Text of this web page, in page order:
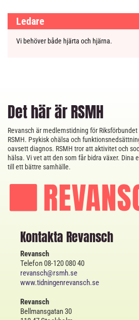
Ledare
Vi behöver både hjärta och hjärna.
Det här är RSMH
Revansch är medlemstidning för
RSMH. Psykisk ohälsa och
oavsett diagnos. RSMH tror att aktivitet och
hälsa. Vi vet att den som får bidra växer. Dina
till ett bättre samhälle.
Kontakta Revansch
Revansch
Telefon 08-120 080 40
revansch@rsmh.se
www.tidningenrevansch.se
Revansch
Bellmansgatan 30